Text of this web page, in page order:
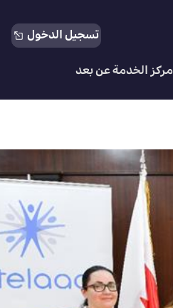
تسجيل الدخول
مركز الخدمة عن بعد